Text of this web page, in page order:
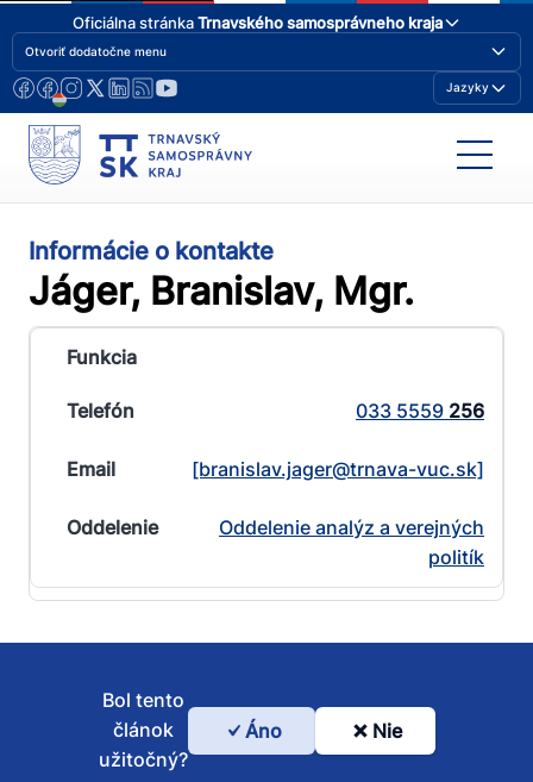
Oficiálna stránkaTrnavského samosprávneho kraja
Otvoriť dodatočne menu
Jazyky
Informácie o kontakte
Jáger, Branislav, Mgr.
033 5559 256
[branislav.jager@​trnava-vuc.sk]
Oddelenie analýz a verejných
politík
Bol
Bol tento
článok
užitočný?
Áno Nie